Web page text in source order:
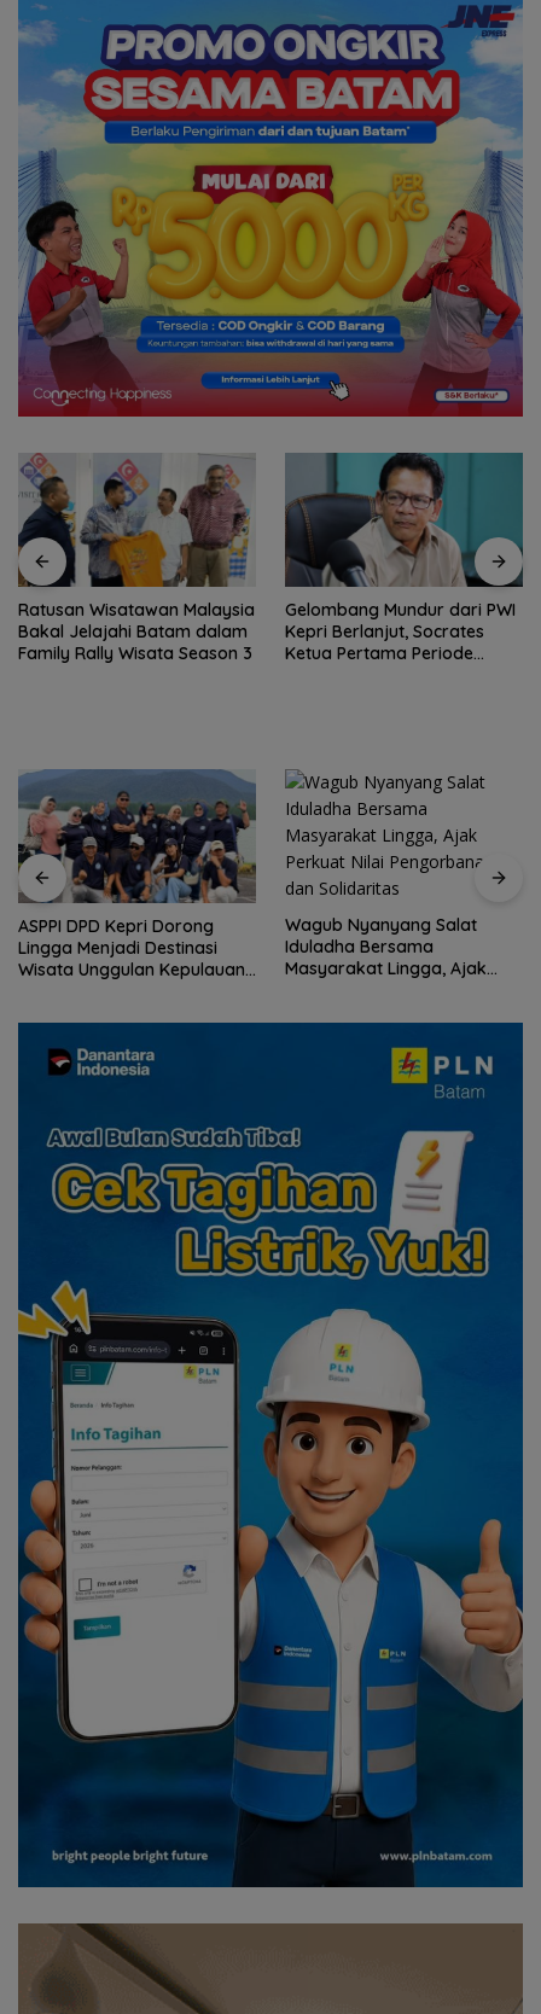
Ratusan Wisatawan Malaysia
Bakal Jelajahi Batam dalam
Family Rally Wisata Season 3
Gelombang Mundur dari PWI
Kepri Berlanjut, Socrates
Ketua Pertama Periode
ASPPI DPD Kepri Dorong
Lingga Menjadi Destinasi
Wisata Unggulan Kepulauan
Wagub Nyanyang Salat
Iduladha Bersama
Masyarakat Lingga, Ajak